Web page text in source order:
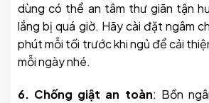
dùng có thể an tâm thư giãn tận
lắng bị quá giờ. Hãy cài đặt ngâm
phút mỗi tối trước khi ngủ để cải
mỗi ngày nhé.
6. Chống giật an toàn: Bồn